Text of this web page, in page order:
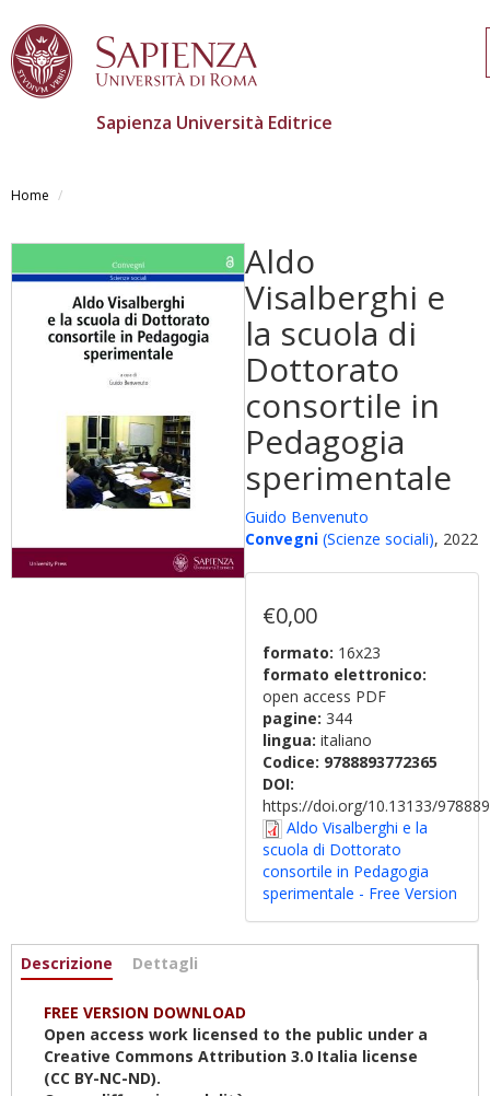
contenuto
Sapienza Università Editrice
Home
Aldo
Visalberghi e
la scuola di
Dottorato
consortile in
Pedagogia
sperimentale
Guido Benvenuto
Convegni (Scienze sociali), 2022
€0,00
formato: 16x23
formato elettronico:
open access PDF
pagine: 344
lingua: italiano
Codice: 9788893772365
DOI:
https://doi.org/10.13133/
Aldo Visalberghi e la
scuola di Dottorato
consortile in Pedagogia
sperimentale - Free Version
Informazioni
Descrizione (scheda
Dettagli
FREE VERSION DOWNLOAD
Open access work licensed to the public under a
Creative Commons Attribution 3.0 Italia license
(CC BY-NC-ND).